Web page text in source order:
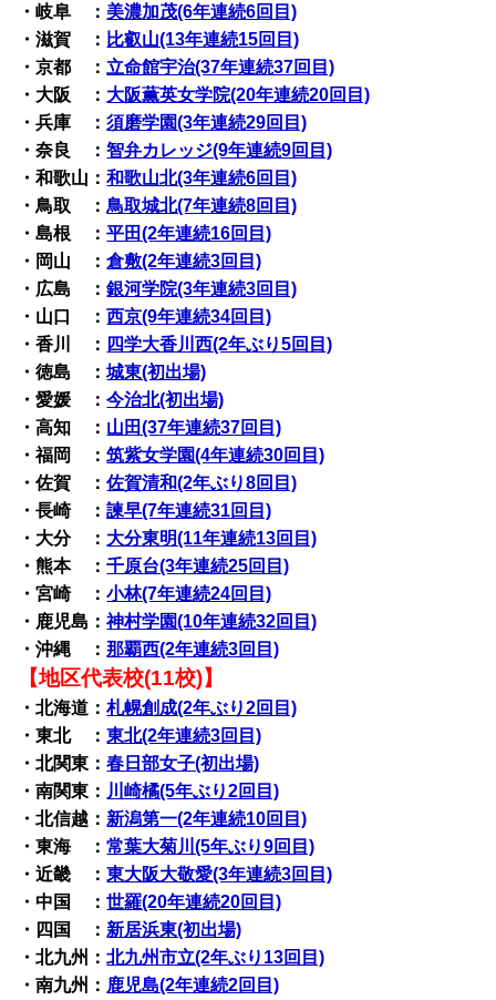
・岐阜 ： 美濃加茂(6年連続6回目)
・滋賀 ： 比叡山(13年連続15回目)
・京都 ： 立命館宇治(37年連続37回目)
・大阪 ： 大阪薫英女学院(20年連続20回目)
・兵庫 ：須磨学園(3年連続29回目)
・奈良 ：智弁カレッジ(9年連続9回目)
・和歌山：和歌山北(3年連続6回目)
・鳥取 ：鳥取城北(7年連続8回目)
・島根 ：平田(2年連続16回目)
・岡山 ：倉敷(2年連続3回目)
・広島 ：銀河学院(3年連続3回目)
・山口 ：西京(9年連続34回目)
・香川 ： 四学大香川西(2年ぶり5回目)
・徳島 ：城東(初出場)
・愛媛 ：今治北(初出場)
・高知 ： 山田(37年連続37回目)
・福岡 ：筑紫女学園(4年連続30回目)
・佐賀 ：佐賀清和(2年ぶり8回目)
・長崎 ：諫早(7年連続31回目)
・大分 ： 大分東明(11年連続13回目)
・熊本 ：千原台(3年連続25回目)
・宮崎 ：小林(7年連続24回目)
・鹿児島：神村学園(10年連続32回目)
・沖縄 ：那覇西(2年連続3回目)
【地区代表校(11校)】
・北海道：札幌創成(2年ぶり2回目)
・東北 ：東北(2年連続3回目)
・北関東：春日部女子(初出場)
・南関東： 川崎橘(5年ぶり2回目)
・北信越： 新潟第一(2年連続10回目)
・東海 ：常葉大菊川(5年ぶり9回目)
・近畿 ：東大阪大敬愛(3年連続3回目)
・中国 ：世羅(20年連続20回目)
・四国 ： 新居浜東(初出場)
・北九州：北九州市立(2年ぶり13回目)
・南九州： 鹿児島(2年連続2回目)